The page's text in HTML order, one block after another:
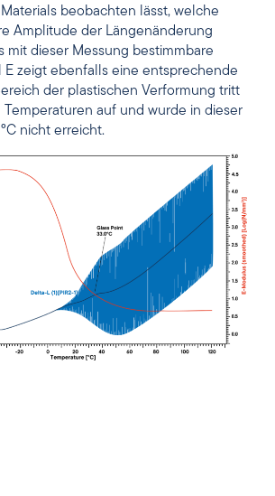
Krafteinwirkung erhitzt, wobei sich
bei etwa 30°C eine deutliche
beobachten lässt, welche
Amplitude der Längenänderung
mit dieser Messung bestimmbare
E zeigt ebenfalls eine entsprechende
der plastischen Verformung tritt
Temperaturen auf und wurde in dieser
nicht erreicht.